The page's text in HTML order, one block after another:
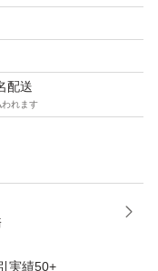
ざいます
配送
れます
実績50+